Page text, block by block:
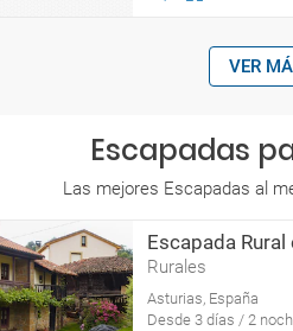
VER
Escapadas
Las mejores Escapadas al
Escapada
Rurales
Asturias, España
Desde 3 días / 2